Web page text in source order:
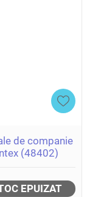
de companie
(48402)
EPUIZAT